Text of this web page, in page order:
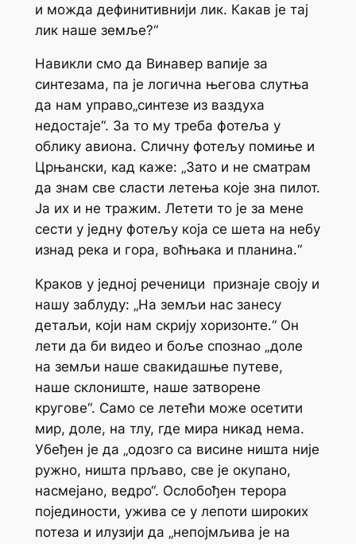
и можда дефинитивнији лик. Какав је тај
лик наше земље?“
Навикли смо да Винавер вапије за
синтезама, па је логична његова слутња
да нам управо„синтезе из ваздуха
недостаје“. За то му треба фотеља у
облику авиона. Сличну фотељу помиње и
Црњански, кад каже: „Зато и не сматрам
да знам све сласти летења које зна пилот.
Ја их и не тражим. Летети то је за мене
сести у једну фотељу која се шета на небу
изнад река и гора, воћњака и планина.“
Краков у једној реченици признаје своју и
нашу заблуду: „На земљи нас занесу
детаљи, који нам скрију хоризонте.“ Он
лети да би видео и боље спознао „доле
на земљи наше свакидашње путеве,
наше склониште, наше затворене
кругове“. Само се летећи може осетити
мир, доле, на тлу, где мира никад нема.
Убеђен је да „одозго са висине ништа није
ружно, ништа прљаво, све је окупано,
насмејано, ведро“. Ослобођен терора
појединости, ужива се у лепоти широких
потеза и илузији да „непојмљива је на